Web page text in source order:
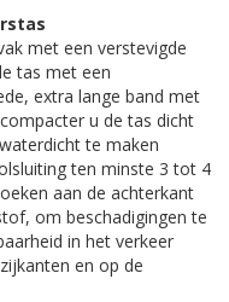
met een verstevigde
tas met een
extra lange band met
u de tas dicht
te maken
ten minste 3 tot 4
aan de achterkant
om beschadigingen te
in het verkeer
en op de